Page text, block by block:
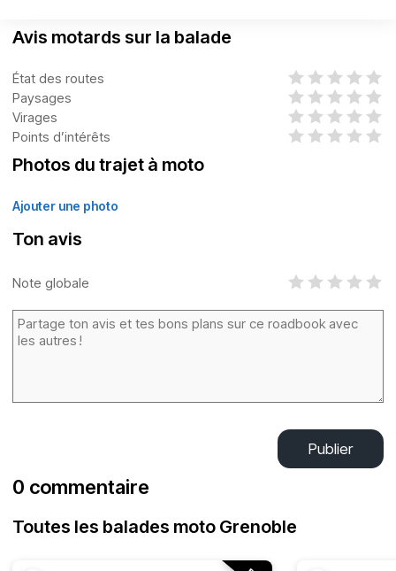
Avis motards sur la balade
État des routes
Paysages
Virages
Points d’intérêts
Photos du trajet à moto
Ajouter une photo
Ton avis
Note globale
Publier
0 commentaire
Toutes les balades moto Grenoble